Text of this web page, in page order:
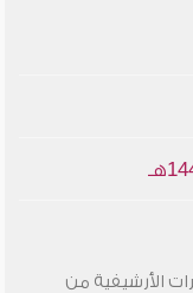
الأرشيفية من